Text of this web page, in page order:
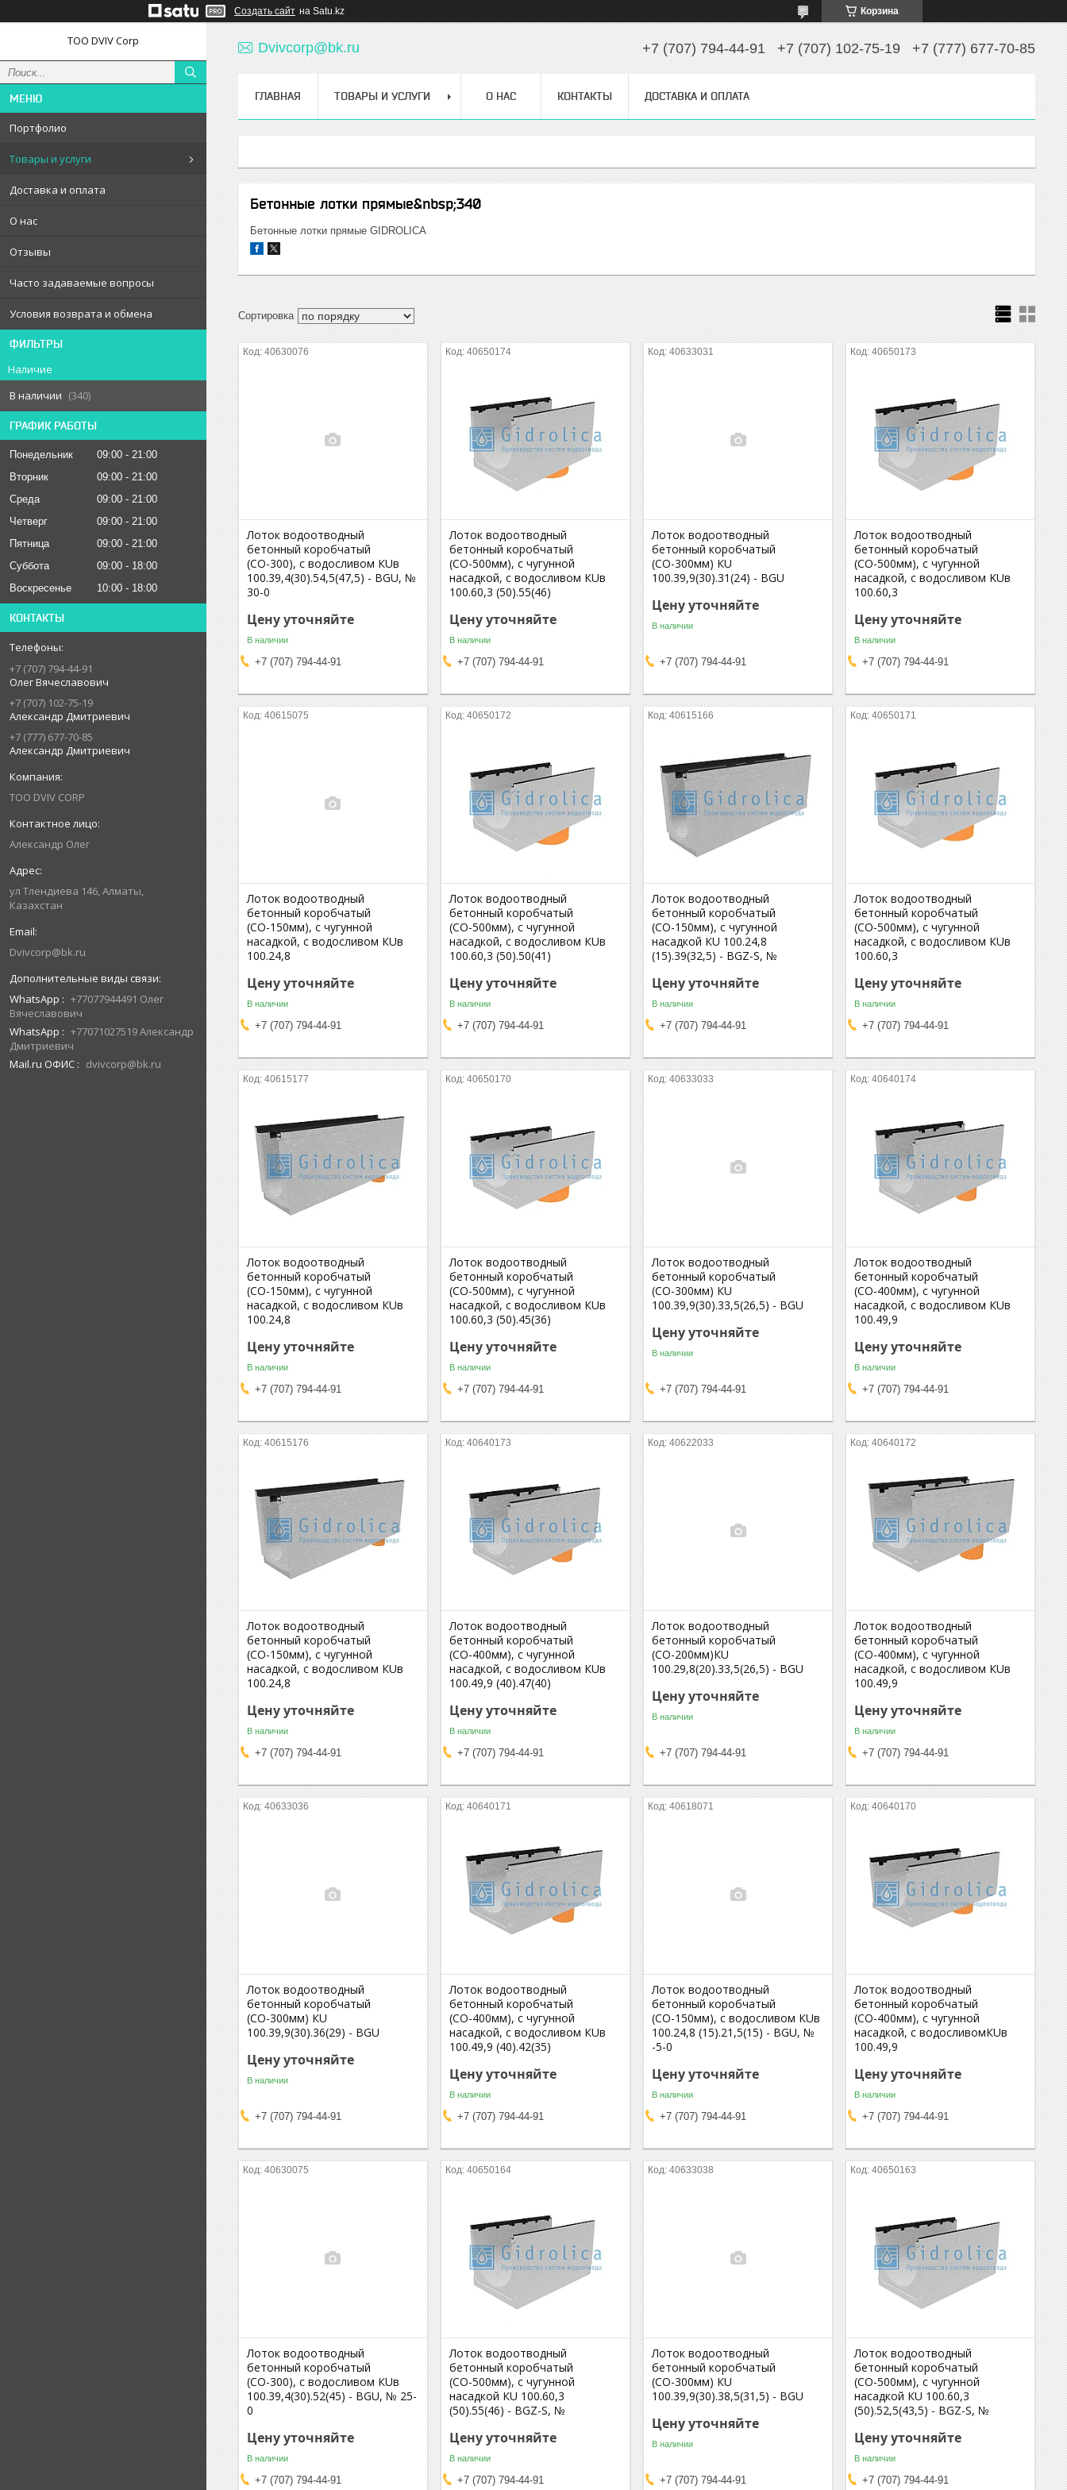
Создать сайт на Satu.kz Корзина
ТОО DVIV Corp
Портфолио
Товары и услуги
Доставка и оплата
О нас
Отзывы
Часто задаваемые вопросы
Условия возврата и обмена
ФИЛЬТРЫ
Наличие
В наличии
340
ГРАФИК РАБОТЫ
Понедельник 09:00
21:00
Вторник
09:00
21:00
Среда
09:00
21:00
Четверг
09:00
21:00
Пятница
09:00
21:00
Суббота
09:00
18:00
Воскресенье
10:00 18:00
КОНТАКТЫ
+7 (707) 794-44-91
Олег Вячеславович
+7 (707) 102-75-19
Александр Дмитриевич
+7 (777) 677-70-85
Александр Дмитриевич
ТОО DVIV CORP
Александр Олег
ул Тлендиева 146, Алматы,
Казахстан
Dvivcorp@bk.ru
WhatsApp
+77077944491 Олег
Вячеславович
WhatsApp
+77071027519 Александр
Дмитриевич
Mail.ru ОФИС
dvivcorp@bk.ru
Dvivcorp@bk.ru +7 (707) 794-44-91 +7 (707) 102-75-19 +7 (777) 677-70-85
ГЛАВНАЯ ТОВАРЫ И УСЛУГИ О НАС КОНТАКТЫ ДОСТАВКА И ОПЛАТА
Бетонные лотки прямые&nbsp;340
Бетонные лотки прямые GIDROLICA
40630076
Лоток водоотводный
бетонный коробчатый
(СО-300), с водосливом КUв
100.39,4(30).54,5(47,5) - BGU, №
30-0
Цену уточняйте
В наличии
+7 (707) 794-44-91
40650174
Лоток водоотводный
бетонный коробчатый
(СО-500мм), с чугунной
насадкой, с водосливом КUв
100.60,3 (50).55(46)
Цену уточняйте
В наличии
+7 (707) 794-44-91
40633031
Лоток водоотводный
бетонный коробчатый
(СО-300мм) КU
100.39,9(30).31(24) - BGU
Цену уточняйте
В наличии
+7 (707) 794-44-91
40650173
Лоток водоотводный
бетонный коробчатый
(СО-500мм), с чугунной
насадкой, с водосливом KUв
100.60,3
Цену уточняйте
В наличии
+7 (707) 794-44-91
40615075
Лоток водоотводный
бетонный коробчатый
(СО-150мм), с чугунной
насадкой, с водосливом КUв
100.24,8
Цену уточняйте
В наличии
+7 (707) 794-44-91
40650172
Лоток водоотводный
бетонный коробчатый
(СО-500мм), с чугунной
насадкой, с водосливом КUв
100.60,3 (50).50(41)
Цену уточняйте
В наличии
+7 (707) 794-44-91
40615166
Лоток водоотводный
бетонный коробчатый
(СО-150мм), с чугунной
насадкой КU 100.24,8
(15).39(32,5) - BGZ-S, №
Цену уточняйте
В наличии
+7 (707) 794-44-91
40650171
Лоток водоотводный
бетонный коробчатый
(СО-500мм), с чугунной
насадкой, с водосливом КUв
100.60,3
Цену уточняйте
В наличии
+7 (707) 794-44-91
40615177
Лоток водоотводный
бетонный коробчатый
(СО-150мм), с чугунной
насадкой, с водосливом КUв
100.24,8
Цену уточняйте
В наличии
+7 (707) 794-44-91
40650170
Лоток водоотводный
бетонный коробчатый
(СО-500мм), с чугунной
насадкой, с водосливом КUв
100.60,3 (50).45(36)
Цену уточняйте
В наличии
+7 (707) 794-44-91
40633033
Лоток водоотводный
бетонный коробчатый
(СО-300мм) КU
100.39,9(30).33,5(26,5) - BGU
Цену уточняйте
В наличии
+7 (707) 794-44-91
40640174
Лоток водоотводный
бетонный коробчатый
(СО-400мм), с чугунной
насадкой, с водосливом КUв
100.49,9
Цену уточняйте
В наличии
+7 (707) 794-44-91
40615176
Лоток водоотводный
бетонный коробчатый
(СО-150мм), с чугунной
насадкой, с водосливом КUв
100.24,8
Цену уточняйте
В наличии
+7 (707) 794-44-91
40640173
Лоток водоотводный
бетонный коробчатый
(СО-400мм), с чугунной
насадкой, с водосливом КUв
100.49,9 (40).47(40)
Цену уточняйте
В наличии
+7 (707) 794-44-91
40622033
Лоток водоотводный
бетонный коробчатый
(СО-200мм)КU
100.29,8(20).33,5(26,5) - BGU
Цену уточняйте
В наличии
+7 (707) 794-44-91
40640172
Лоток водоотводный
бетонный коробчатый
(СО-400мм), с чугунной
насадкой, с водосливом КUв
100.49,9
Цену уточняйте
В наличии
+7 (707) 794-44-91
40633036
Лоток водоотводный
бетонный коробчатый
(СО-300мм) КU
100.39,9(30).36(29) - BGU
Цену уточняйте
В наличии
+7 (707) 794-44-91
40640171
Лоток водоотводный
бетонный коробчатый
(СО-400мм), с чугунной
насадкой, с водосливом КUв
100.49,9 (40).42(35)
Цену уточняйте
В наличии
+7 (707) 794-44-91
40618071
Лоток водоотводный
бетонный коробчатый
(СО-150мм), с водосливом КUв
100.24,8 (15).21,5(15) - BGU, №
-5-0
Цену уточняйте
В наличии
+7 (707) 794-44-91
40640170
Лоток водоотводный
бетонный коробчатый
(СО-400мм), с чугунной
насадкой, с водосливомКUв
100.49,9
Цену уточняйте
В наличии
+7 (707) 794-44-91
40630075
Лоток водоотводный
бетонный коробчатый
(СО-300), с водосливом КUв
100.39,4(30).52(45) - BGU, № 25-
0
Цену уточняйте
В наличии
+7 (707) 794-44-91
40650164
Лоток водоотводный
бетонный коробчатый
(СО-500мм), с чугунной
насадкой КU 100.60,3
(50).55(46) - BGZ-S, №
Цену уточняйте
В наличии
+7 (707) 794-44-91
40633038
Лоток водоотводный
бетонный коробчатый
(СО-300мм) КU
100.39,9(30).38,5(31,5) - BGU
Цену уточняйте
В наличии
+7 (707) 794-44-91
40650163
Лоток водоотводный
бетонный коробчатый
(СО-500мм), с чугунной
насадкой КU 100.60,3
(50).52,5(43,5) - BGZ-S, №
Цену уточняйте
В наличии
+7 (707) 794-44-91